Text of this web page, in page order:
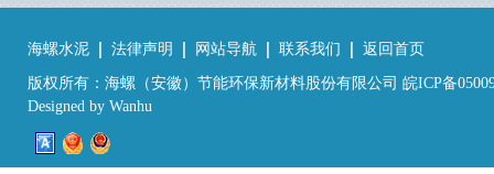
海螺水泥 法律声明 网站导航 联系我们 返回首页
版权所有：海螺（安徽）节能环保新材料股份有限公司 皖ICP备
Designed by Wanhu